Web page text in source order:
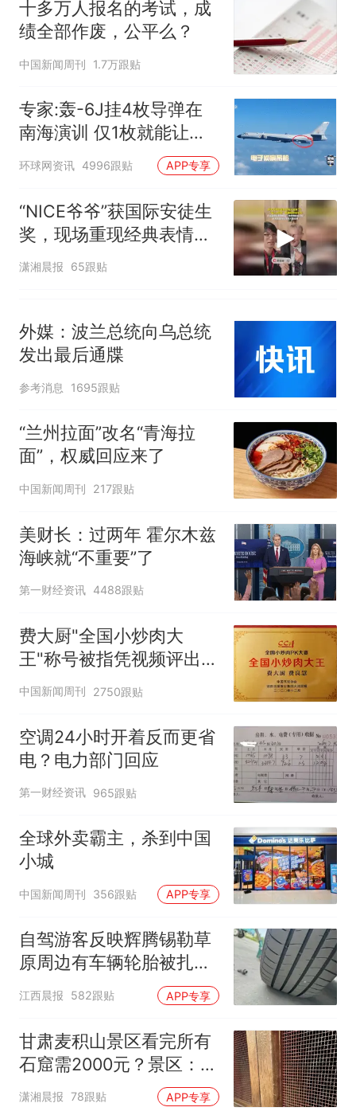
佛山一中学招聘物理教师，笔
试前13名均遭淘汰？教育局：
已叫停招聘，成立调查组全面
热 十多万人报名的考试，成绩
十多万人报名的考试，成
绩全部作废，公平么？
中国新闻周刊 1.7万跟贴
专家:轰-6J挂4枚导弹在
南海演训 仅1枚就能让航
母瘫痪
环球网资讯 4996跟贴 APP专享
“NICE爷爷”获国际安徒生
奖，现场重现经典表情
包，向中国粉丝问好
潇湘晨报 65跟贴
外媒：波兰总统向乌总统
发出最后通牒
参考消息 1695跟贴
“兰州拉面”改名“青海拉
面”，权威回应来了
中国新闻周刊 217跟贴
美财长：过两年 霍尔木兹
海峡就“不重要”了
第一财经资讯 4488跟贴
费大厨"全国小炒肉大
王"称号被指凭视频评出
官方回应
中国新闻周刊 2750跟贴
空调24小时开着反而更省
电？电力部门回应
第一财经资讯 965跟贴
全球外卖霸主，杀到中国
小城
中国新闻周刊 356跟贴 APP专享
自驾游客反映辉腾锡勒草
原周边有车辆轮胎被扎，
修理店铺换胎价格高达千
元，官方发布情况通报
江西晨报 582跟贴 APP专享
甘肃麦积山景区看完所有
石窟需2000元？景区：部
分石窟受特别保护，游客
潇湘晨报 78跟贴 APP专享